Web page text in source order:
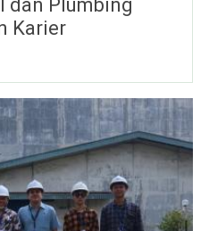
dan Plumbing
Karier